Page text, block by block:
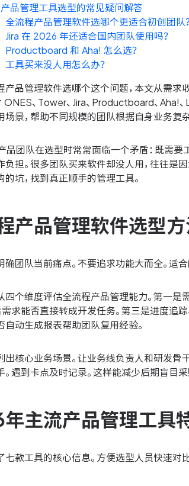
品管理工具选型的常见疑问解答
全流程产品管理软件选哪个更适合初创团队
Jira 在 2026 年还适合国内团队使用吗？
Productboard 和 Aha! 怎么选？
工具买来没人用怎么办？
产品管理软件选哪个这个问题，本文从需求
ONES、Tower、Jira、Productboard、
场景，帮助不同规模的团队根据自身业务复
品团队在选型时常常面临一个矛盾：既需
负担。很多团队买来软件却没人用，往往是
的坑，找到真正顺手的管理工具。
产品管理软件选型
确团队当前痛点。不要追求功能大而全。适合
四个维度评估全流程产品管理能力。第一是
需求能否直接转成开发任务。第三是进度追
自动生成报表帮助团队复用经验。
出核心业务场景。让业务线负责人和研发骨
。遇到卡点及时记录。这样能减少后期盲目采
主流产品管理工具
七款工具的核心信息。方便选型人员快速对